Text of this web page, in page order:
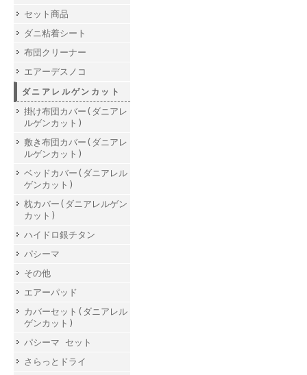
セット商品
ダニ粘着シート
布団クリーナー
エアーデスノコ
ダニアレルゲンカット
掛け布団カバー(ダニアレ
ルゲンカット)
敷き布団カバー(ダニアレ
ルゲンカット)
ベッドカバー(ダニアレル
ゲンカット)
枕カバー(ダニアレルゲン
カット)
ハイドロ銀チタン
パシーマ
その他
エアーパッド
カバーセット(ダニアレル
ゲンカット)
パシーマ セット
さらっとドライ